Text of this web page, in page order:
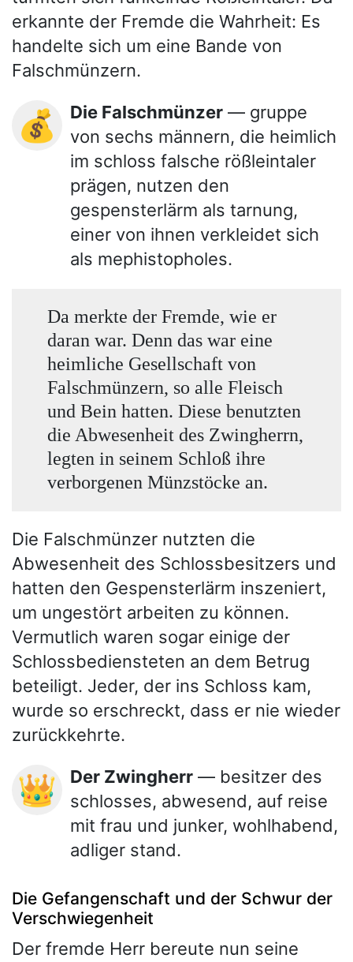
erkannte der Fremde die Wahrheit: Es
handelte sich um eine Bande von
Falschmünzern.
💰 Die Falschmünzer — gruppe
von sechs männern, die heimlich
im schloss falsche rößleintaler
prägen, nutzen den
gespensterlärm als tarnung,
einer von ihnen verkleidet sich
als mephistopholes.
Da merkte der Fremde, wie er
daran war. Denn das war eine
heimliche Gesellschaft von
Falschmünzern, so alle Fleisch
und Bein hatten. Diese benutzten
die Abwesenheit des Zwingherrn,
legten in seinem Schloß ihre
verborgenen Münzstöcke an.
Die Falschmünzer nutzten die
Abwesenheit des Schlossbesitzers und
hatten den Gespensterlärm inszeniert,
um ungestört arbeiten zu können.
Vermutlich waren sogar einige der
Schlossbediensteten an dem Betrug
beteiligt. Jeder, der ins Schloss kam,
wurde so erschreckt, dass er nie wieder
zurückkehrte.
👑 Der Zwingherr — besitzer des
schlosses, abwesend, auf reise
mit frau und junker, wohlhabend,
adliger stand.
Die Gefangenschaft und der Schwur der
Verschwiegenheit
Der fremde Herr bereute nun seine